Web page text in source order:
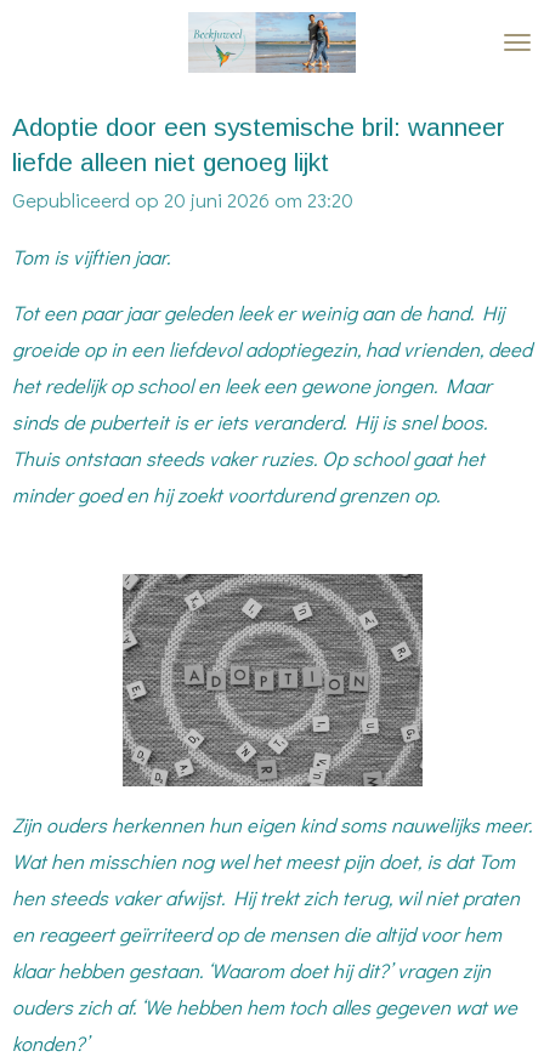
de
hoofdinhoud
Adoptie door een systemische bril: wanneer
liefde alleen niet genoeg lijkt
Gepubliceerd op 20 juni 2026 om 23:20
Tom is vijftien jaar.
Tot een paar jaar geleden leek er weinig aan de hand. Hij
groeide op in een liefdevol adoptiegezin, had vrienden, deed
het redelijk op school en leek een gewone jongen. Maar
sinds de puberteit is er iets veranderd. Hij is snel boos.
Thuis ontstaan steeds vaker ruzies. Op school gaat het
minder goed en hij zoekt voortdurend grenzen op.
Zijn ouders herkennen hun eigen kind soms nauwelijks meer.
Wat hen misschien nog wel het meest pijn doet, is dat Tom
hen steeds vaker afwijst. Hij trekt zich terug, wil niet praten
en reageert geïrriteerd op de mensen die altijd voor hem
klaar hebben gestaan. ‘Waarom doet hij dit?’ vragen zijn
ouders zich af. ‘We hebben hem toch alles gegeven wat we
konden?’